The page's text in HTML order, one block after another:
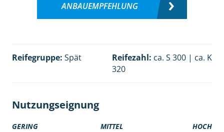
ANBAUEMPFEHLUNG
Reifegruppe: Spät Reifezahl: ca. S 300 | ca. K
320
Nutzungseignung
GERING MITTEL HOCH